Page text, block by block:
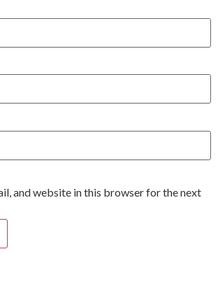
and website in this browser for the next